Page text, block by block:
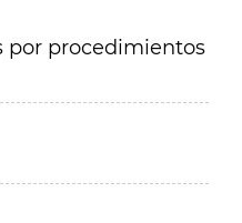
por procedimientos